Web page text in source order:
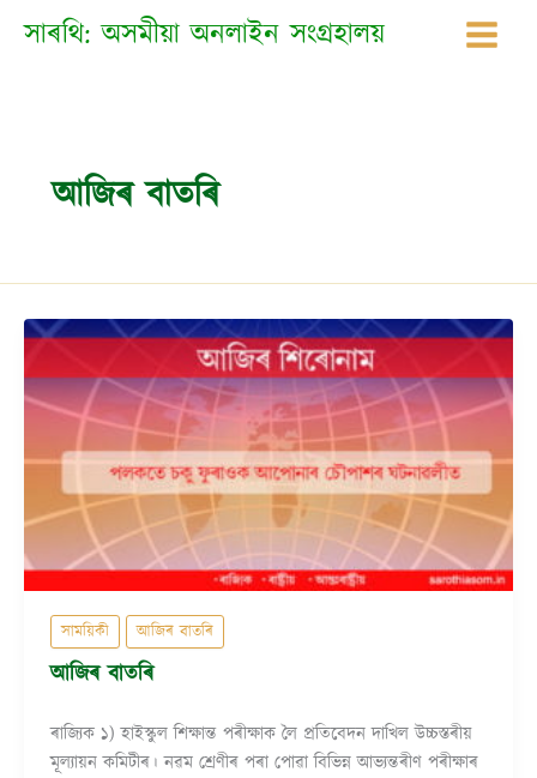
সাৰথি: অসমীয়া অনলাইন সংগ্ৰহালয়
আজিৰ বাতৰি
সাময়িকী আজিৰ বাতৰি
আজিৰ বাতৰি
ৰাজ্যিক ১) হাইস্কুল শিক্ষান্ত পৰীক্ষাক লৈ প্ৰতিবেদন দাখিল উচ্চস্তৰীয়
মূল্যায়ন কমিটীৰ। নৱম শ্ৰেণীৰ পৰা পোৱা বিভিন্ন আভ্যন্তৰীণ পৰীক্ষাৰ